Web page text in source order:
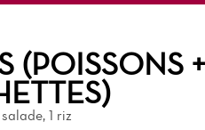
(POISSONS +
salade, 1 riz